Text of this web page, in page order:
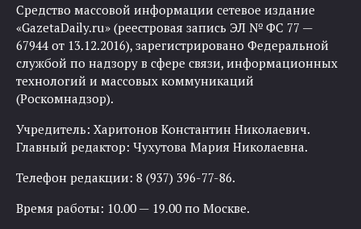
Средство массовой информации сетевое издание
«GazetaDaily.ru» (реестровая запись ЭЛ № ФС 77 —
67944 от 13.12.2016), зарегистрировано Федеральной
службой по надзору в сфере связи, информационных
технологий и массовых коммуникаций
(Роскомнадзор).
Учредитель: Харитонов Константин Николаевич.
Главный редактор: Чухутова Мария Николаевна.
Телефон редакции: 8 (937) 396-77-86.
Время работы: 10.00 — 19.00 по Москве.